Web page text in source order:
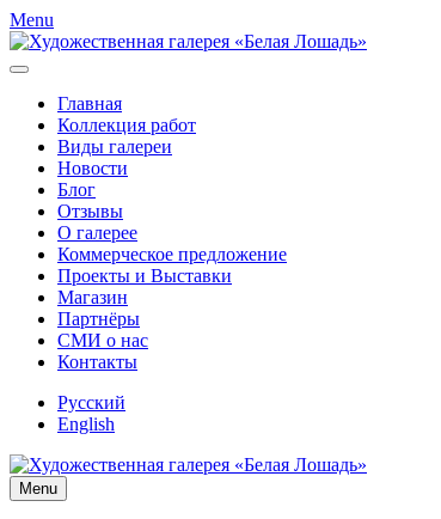
Menu
Главная
Коллекция работ
Виды галереи
Новости
Блог
Отзывы
О галерее
Коммерческое предложение
Проекты и Выставки
Магазин
Партнёры
СМИ о нас
Контакты
Русский
English
Menu